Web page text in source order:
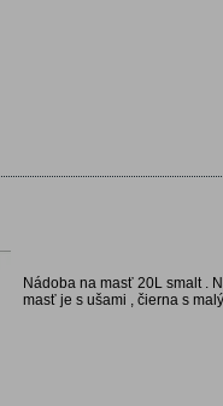
Nádoba na masť 20L smalt .
masť je s ušami , čierna s